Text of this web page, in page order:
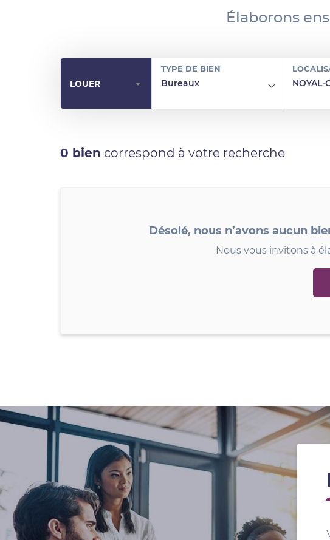
Élaborons
LOUER
TYPE DE BIEN
Bureaux NOYAL-
0 bien correspond à votre recherche
Désolé, nous n’avons aucun
Nous vous invitons à